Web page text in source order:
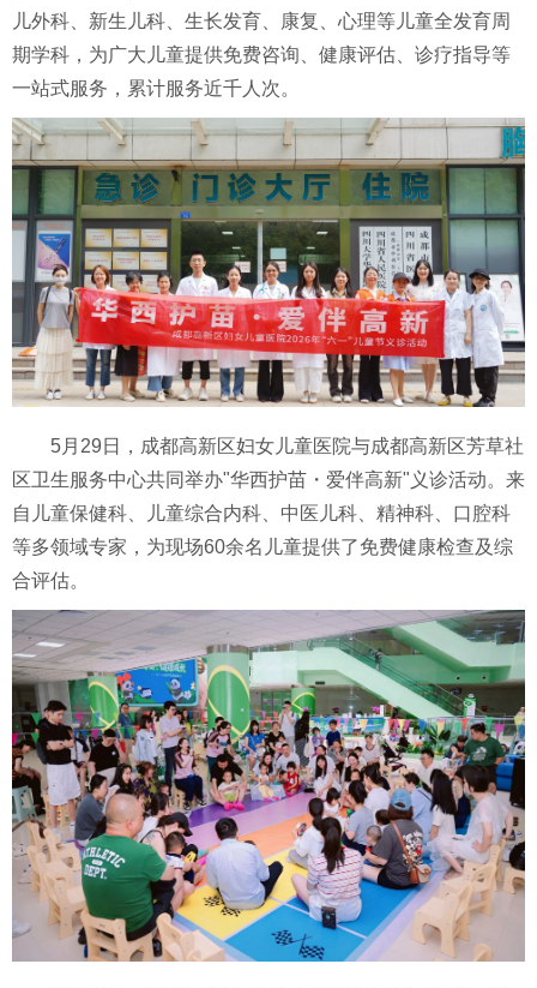
儿外科、新生儿科、生长发育、康复、心理等儿童全发育周
期学科，为广大儿童提供免费咨询、健康评估、诊疗指导等
一站式服务，累计服务近千人次。
5月29日，成都高新区妇女儿童医院与成都高新区芳草社
区卫生服务中心共同举办"华西护苗・爱伴高新"义诊活动。来
自儿童保健科、儿童综合内科、中医儿科、精神科、口腔科
等多领域专家，为现场60余名儿童提供了免费健康检查及综
合评估。